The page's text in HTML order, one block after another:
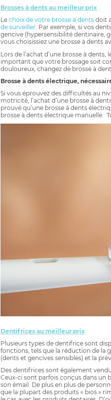
Brosses à dents au meilleur prix
Le choix de votre brosse à dents doit
de surveiller. Par exemple, si vos
gencive (hypersensibilité dentinaire,
vous choisissiez une brosse à dents
Lors de l’achat d’une brosse à
important que votre brossage soit
douloureux, changez de brosse à
Brosse à dents électrique,
Si vous éprouvez des difficultés au
motricité, l’achat d’une brosse à
prouvé qu’une brosse à dents
brosse à dents électrique manuelle.
Dentifrices au meilleur prix
Plusieurs types de dentifrice sont
fonctions, tels que la réduction de la
(dents et gencives sensibles) et la
Des dentifrices sont également
Ceux-ci sont parfois conçus dans
son émail. De plus en plus de
que la plupart des produits « bios »